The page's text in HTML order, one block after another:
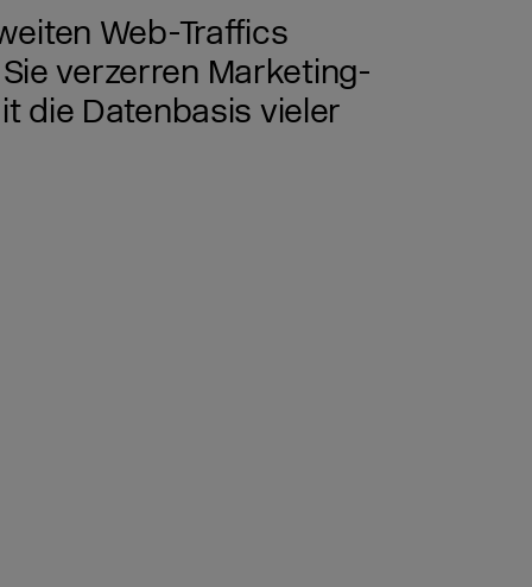
Web-Traffics
verzerren Marketing-
die Datenbasis vieler